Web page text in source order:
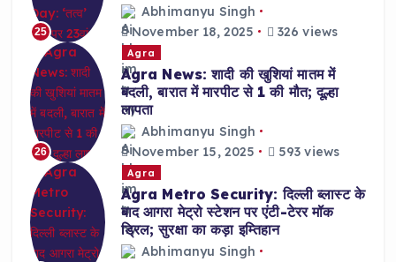
25
Abhimanyu Singh
November 18, 2025
326 views
26
Agra
Agra News: शादी की खुशियां मातम में
बदली, बारात में मारपीट से 1 की मौत; दूल्हा
लापता
Abhimanyu Singh
November 15, 2025
593 views
Agra
Agra Metro Security: दिल्ली ब्लास्ट के
बाद आगरा मेट्रो स्टेशन पर एंटी-टेरर मॉक
ड्रिल; सुरक्षा का कड़ा इम्तिहान
Abhimanyu Singh